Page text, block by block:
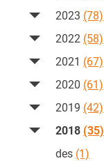
2023 (78)
2022 (58)
2021 (67)
2020 (61)
2019 (42)
2018 (35)
des (1)